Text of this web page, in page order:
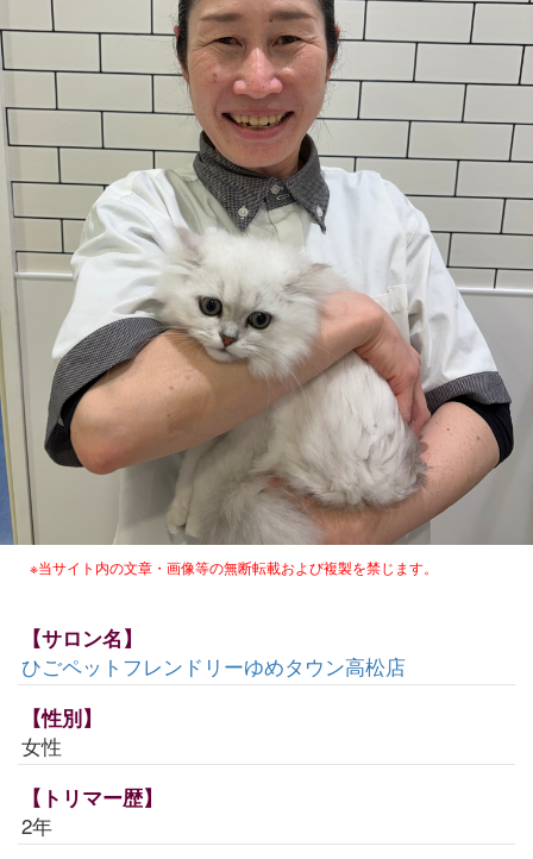
※当サイト内の文章・画像等の無断転載および複製を禁じます。
【サロン名】
ひごペットフレンドリーゆめタウン高松店
【性別】
女性
【トリマー歴】
2年